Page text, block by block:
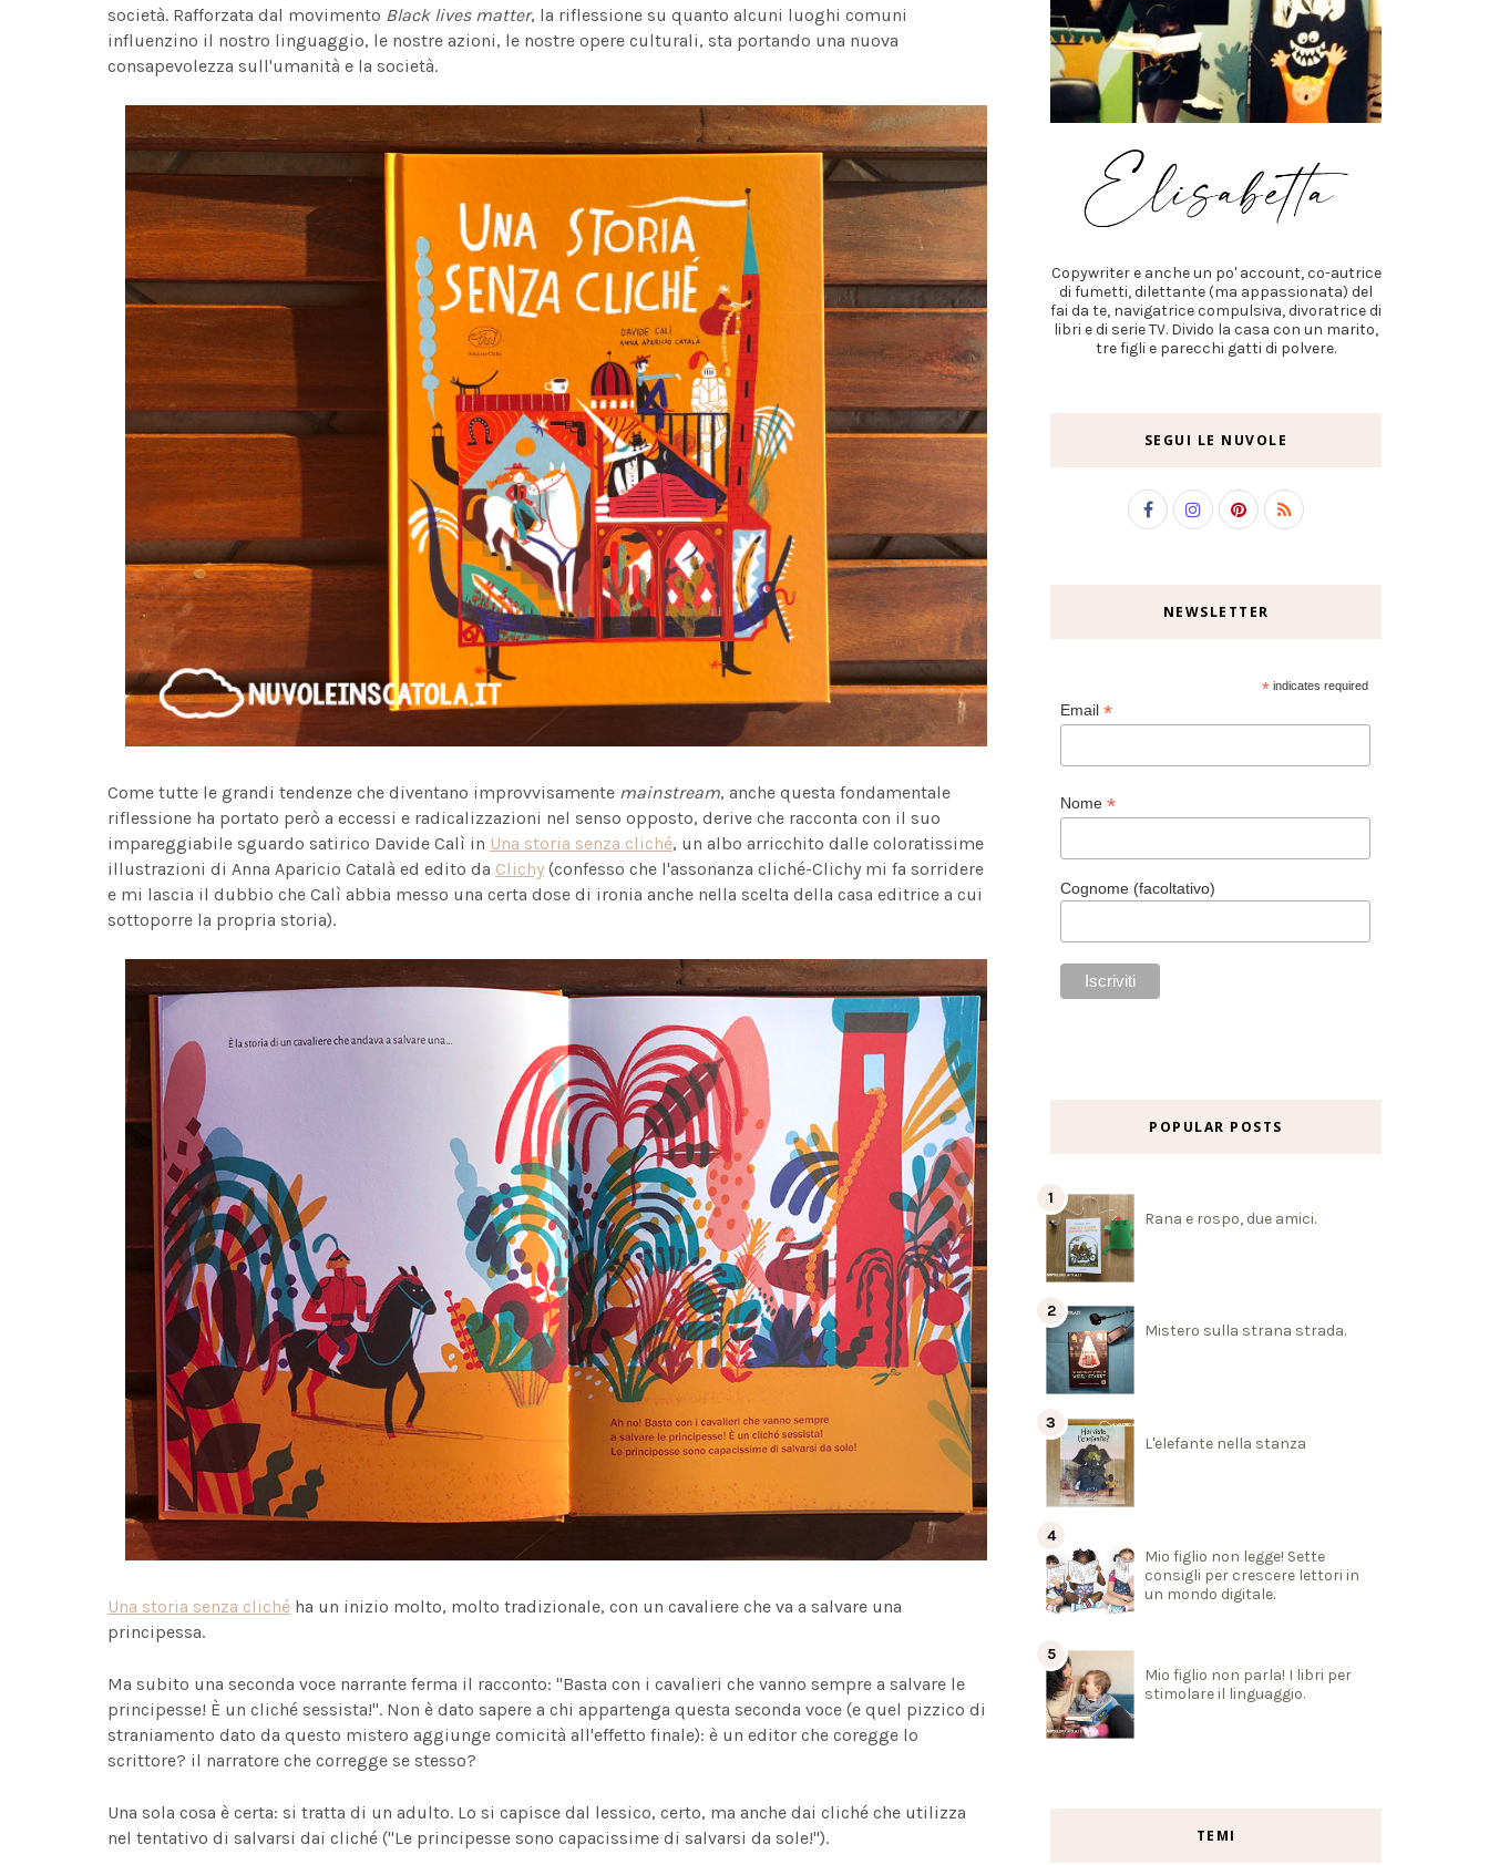
società. Rafforzata dal movimento Black lives matter, la riflessione su quanto alcuni luoghi comuni
influenzino il nostro linguaggio, le nostre azioni, le nostre opere culturali, sta portando una nuova
consapevolezza sull'umanità e la società.
Come tutte le grandi tendenze che diventano improvvisamente mainstream, anche questa fondamentale
riflessione ha portato però a eccessi e radicalizzazioni nel senso opposto, derive che racconta con il suo
impareggiabile sguardo satirico Davide Calì in Una storia senza cliché, un albo arricchito dalle coloratissime
illustrazioni di Anna Aparicio Català ed edito da Clichy (confesso che l'assonanza cliché-Clichy mi fa sorridere
e mi lascia il dubbio che Calì abbia messo una certa dose di ironia anche nella scelta della casa editrice a cui
sottoporre la propria storia).
Una storia senza cliché ha un inizio molto, molto tradizionale, con un cavaliere che va a salvare una
principessa.
Ma subito una seconda voce narrante ferma il racconto: "Basta con i cavalieri che vanno sempre a salvare le
principesse! È un cliché sessista!". Non è dato sapere a chi appartenga questa seconda voce (e quel pizzico di
straniamento dato da questo mistero aggiunge comicità all'effetto finale): è un editor che coregge lo
scrittore? il narratore che corregge se stesso?
Una sola cosa è certa: si tratta di un adulto. Lo si capisce dal lessico, certo, ma anche dai cliché che utilizza
nel tentativo di salvarsi dai cliché ("Le principesse sono capacissime di salvarsi da sole!").
Copywriter e anche un po' account, co-autrice
di fumetti, dilettante (ma appassionata) del
fai da te, navigatrice compulsiva, divoratrice di
libri e di serie TV. Divido la casa con un marito,
tre figli e parecchi gatti di polvere.
SEGUI LE NUVOLE
NEWSLETTER
* indicates required
Email *
Nome *
Cognome (facoltativo)
POPULAR POSTS
Rana e rospo, due amici.
Mistero sulla strana strada.
L'elefante nella stanza
Mio figlio non legge! Sette
consigli per crescere lettori in
un mondo digitale.
Mio figlio non parla! I libri per
stimolare il linguaggio.
TEMI